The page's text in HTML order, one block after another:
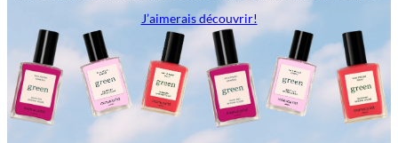
J’aimerais découvrir!